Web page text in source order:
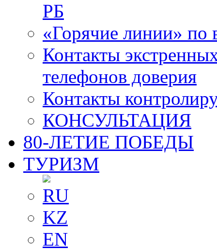
РБ
«Горячие линии» по
Контакты
телефонов доверия
Контакты
КОНСУЛЬТАЦИЯ
80-ЛЕТИЕ ПОБЕДЫ
ТУРИЗМ
RU
KZ
EN